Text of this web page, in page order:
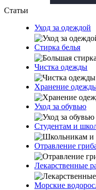
Статьи
Уход за одеждой
Стирка белья
Чистка одежды
Хранение
Уход за обувью
Студентам и
Отравление
Лекарственные
Морские